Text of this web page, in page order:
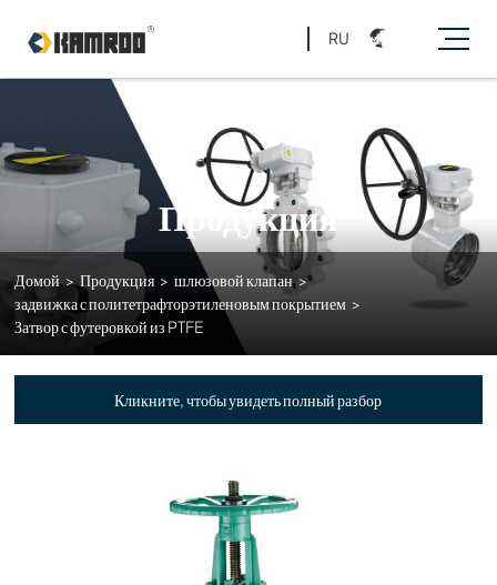
RU
Продукция
Домой > Продукция > шлюзовой клапан >
задвижка с политетрафторэтиленовым покрытием >
Затвор с футеровкой из PTFE
Кликните, чтобы увидеть полный разбор